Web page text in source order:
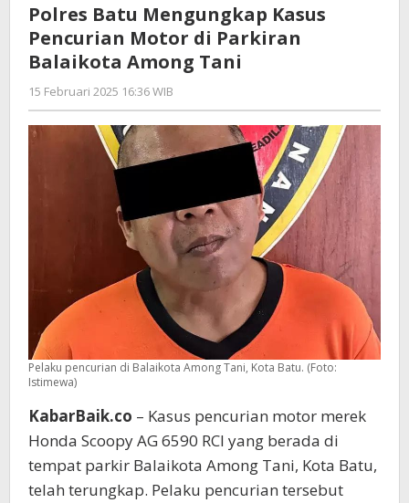
Kasus
Pencurian
Among
Tani
Polres Batu Mengungkap Kasus
Pencurian Motor di Parkiran
Balaikota Among Tani
15 Februari 2025 16:36 WIB
Faisal
Pelaku pencurian di Balaikota Among Tani, Kota Batu. (Foto:
Istimewa)
KabarBaik.co – Kasus pencurian motor merek
Honda Scoopy AG 6590 RCI yang berada di
tempat parkir Balaikota Among Tani, Kota Batu,
telah terungkap. Pelaku pencurian tersebut